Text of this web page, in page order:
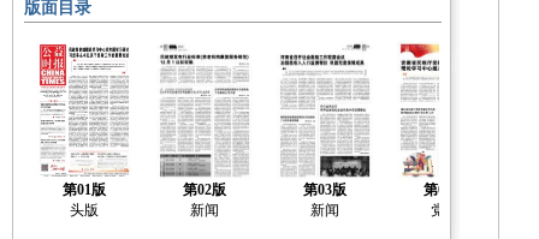
版面目录
第01版
头版
第02版
新闻
第03版
新闻
第04版
党建